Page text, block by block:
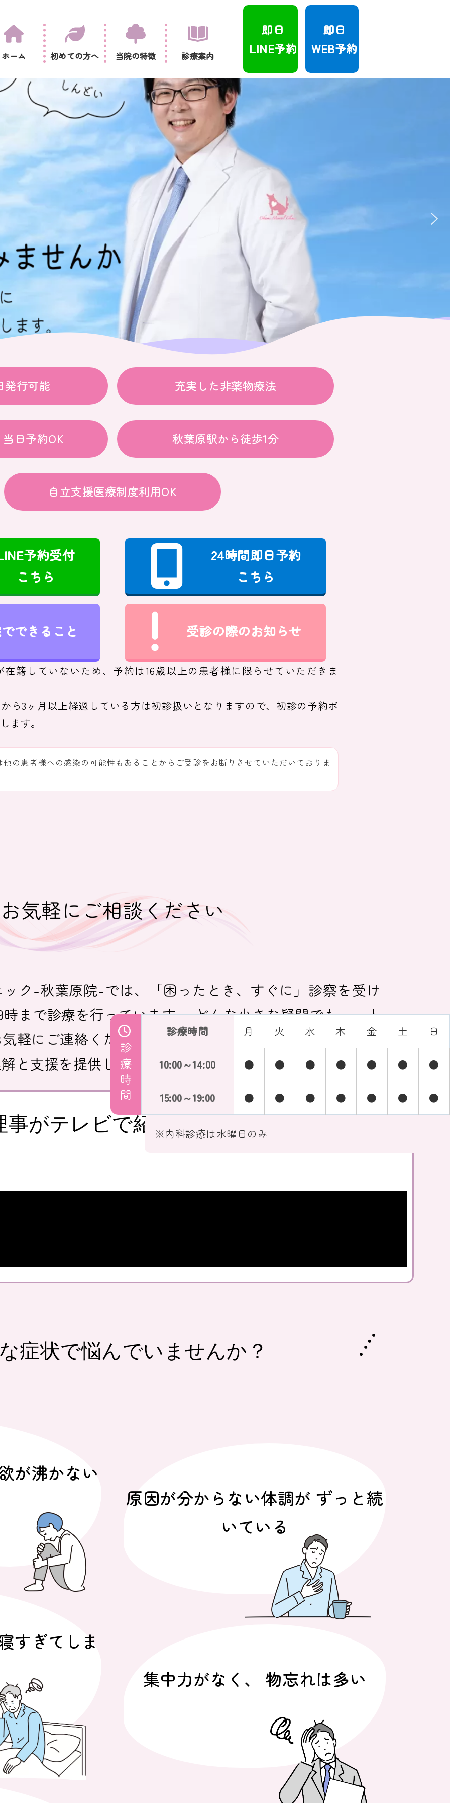
ホーム 初めての方へ 当院の特徴 診療案内
即日
LINE予約
即日
WEB予約
発行可能 充実した非薬物療法
日予約OK 秋葉原駅から徒歩1分
自立支援医療制度利用OK
予約受付
こちら
24時間即日予約
こちら
できること 受診の際のお知らせ
籍していないため、予約は16歳以上の患者様に限らせていただきま
ら3ヶ月以上経過している方は初診扱いとなりますので、初診の予約ボ
ます。
他の患者様への感染の可能性もあることからご受診をお断りさせていただいておりま
お気軽にご相談ください
ク-秋葉原院-では、「困ったとき、すぐに」診察を受け
まで診療を行っています。 どんな小さな疑問でも、一人
軽にご連絡ください。 当クリニックの精神科医が、あな
と支援を提供します。
事がテレビで紹介されました
症状で悩んでいませんか？
が沸かない
原因が分からない体調が ずっと続
いている
すぎてしま
集中力がなく、 物忘れは多い
診療時間
診療時間 月 火 水 木 金 土 日
10:00～14:00 ● ● ● ● ● ● ●
15:00～19:00 ● ● ● ● ● ● ●
※内科診療は水曜日のみ